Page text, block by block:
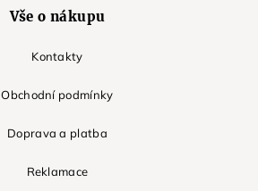
Vše o nákupu
Kontakty
Obchodní podmínky
Doprava a platba
Reklamace